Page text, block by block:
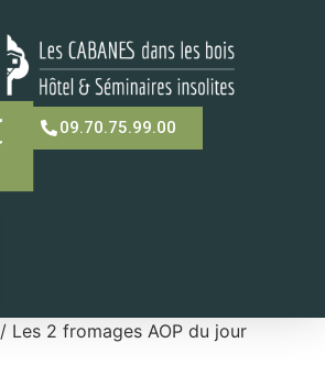
09.70.75.99.00
/ Les 2 fromages AOP du jour